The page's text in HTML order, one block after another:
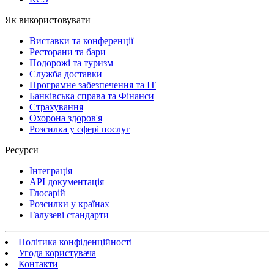
Як використовувати
Виставки та конференції
Ресторани та бари
Подорожі та туризм
Служба доставки
Програмне забезпечення та IT
Банківська справа та Фінанси
Страхування
Охорона здоров'я
Розсилка у сфері послуг
Ресурси
Інтеграція
API документація
Глосарій
Розсилки у країнах
Галузеві стандарти
Політика конфіденційності
Угода користувача
Контакти